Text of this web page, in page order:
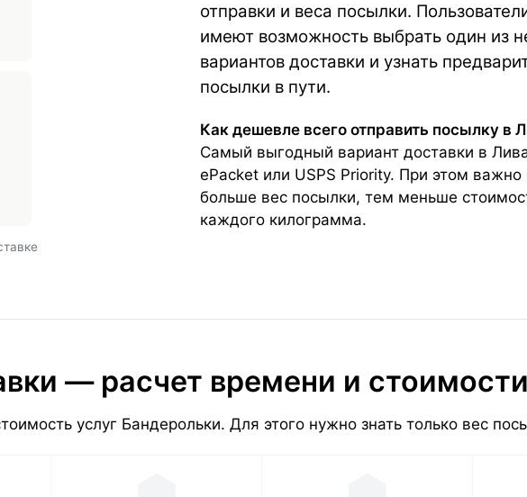
отправки и веса посылки.
имеют возможность выбрать один из
вариантов доставки и узнать
посылки в пути.
Как дешевле всего отправить посылку в
Самый выгодный вариант доставки в
ePacket или USPS Priority. При этом
больше вес посылки, тем меньше
каждого килограмма.
— расчет времени и стоимости
услуг Бандерольки. Для этого нужно знать только вес